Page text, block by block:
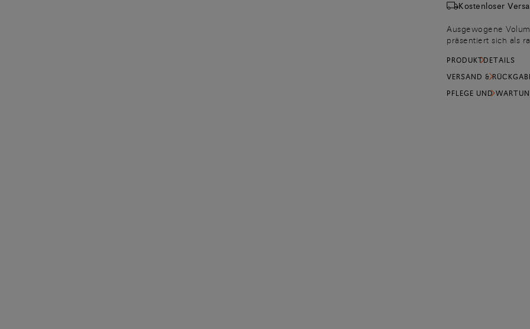
Kostenloser
Ausgewogene
präsentiert sich als
feminine Silhouette
Absatz, der lange
PRODUKTDETAILS
VERSAND &
PFLEGE UND